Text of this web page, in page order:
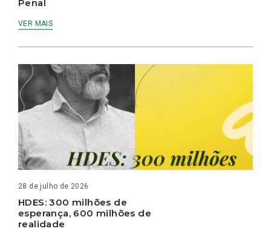
Penal
VER MAIS
28 de julho de 2026
HDES: 300 milhões de
esperança, 600 milhões de
realidade